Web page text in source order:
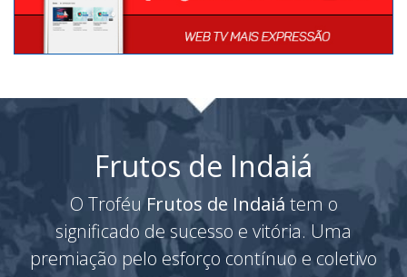
Frutos de Indaiá
O TroféuFrutos de Indaiátem o